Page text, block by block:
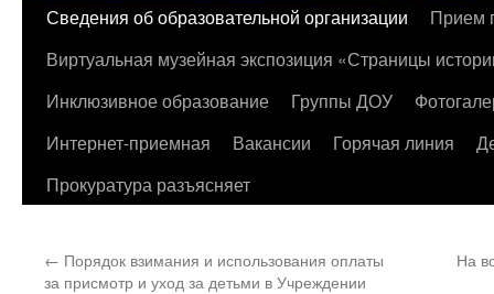
Перейти
содержимому
Сведения об образовательной организации
Прием
Виртуальная музейная экспозиция «Страницы
Инклюзивное образование
Группы ДОУ
Интернет-приемная
Вакансии Горячая линия
Прокуратура разъясняет
← Порядок взимания и использования оплаты
за присмотр и уход за детьми в Учреждении
На